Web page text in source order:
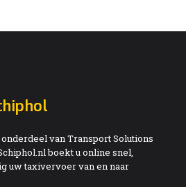
van Transport Solutions
boekt u online snel,
uw taxivervoer van en naar